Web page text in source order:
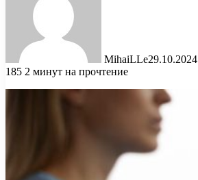
MihaiLLe29.10.2024
185 2 минут на прочтение